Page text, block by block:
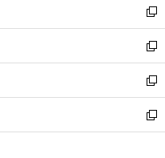
く
で
開
く
ド
ウ
で
開
く
ィ
ン
ド
ウ
で
開
く
い
ウ
ィ
ン
ド
ウ
で
開
新
し
い
ウ
ィ
ン
ド
ウ
新
し
い
ウ
ィ
ン
新
し
い
ウ
新
し